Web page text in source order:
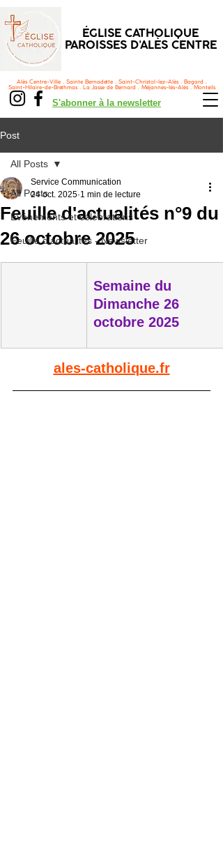
ÉGLISE CATHOLIQUE
PAROISSES D'ALÈS CENTRE
S'abonner à la newsletter
Alès Centre-Ville . Sainte Bernadette . Saint-Christol-lez-Alès . Bagard .
Saint-Hilaire-de-Brethmas . La Jasse de Bernard . Méjannes-lès-Alès . Monteils
Post
All Posts
Événements et célébrations
Feuille d'actualités - Newsletter
All Posts
Feuille d'actualités n°9 du
26 octobre 2025
Service Communication
24 oct. 2025 1 min de lecture
Semaine du
Dimanche 26
octobre 2025
ales-catholique.fr